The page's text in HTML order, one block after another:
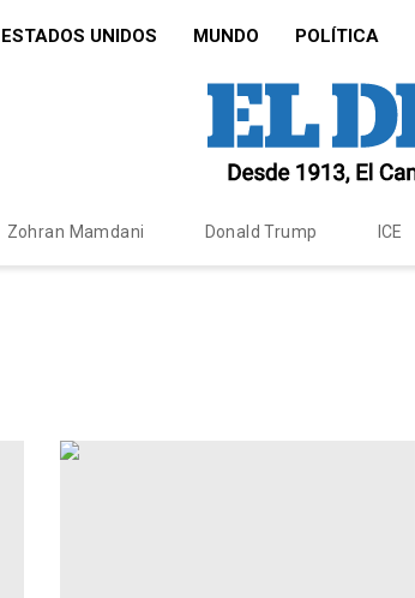
ESTADOS UNIDOS MUNDO POLÍTICA
Zohran Mamdani Donald Trump ICE